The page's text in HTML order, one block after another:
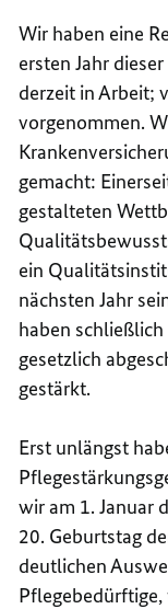
Wir haben eine
ersten Jahr
derzeit in Arbeit;
vorgenommen.
gemacht:
gestalteten
ein
nächsten Jahr
haben
gesetzlich
gestärkt.
Erst unlängst
wir am 1. Januar
20. Geburtstag
deutlichen